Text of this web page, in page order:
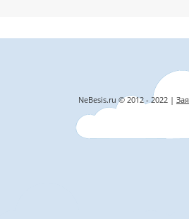
NeBesis.ru © 2012 - 2022 |